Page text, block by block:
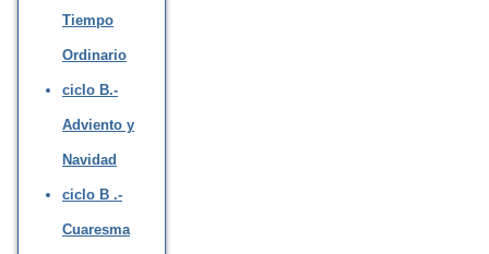
Tiempo
Ordinario
ciclo B.-
Adviento y
Navidad
ciclo B .-
Cuaresma